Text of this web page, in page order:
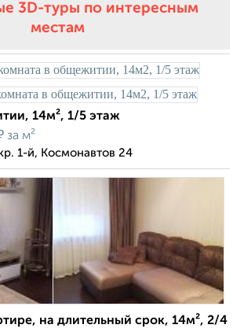
3D-туры по интересным
местам
14м², 1/5 этаж
за м²
1-й, Космонавтов 24
на длительный срок, 14м², 2/4